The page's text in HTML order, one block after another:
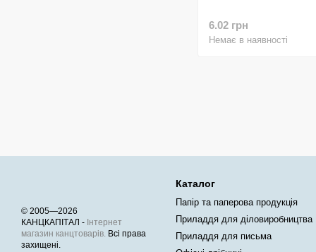
6.02 грн
Немає в наявності
© 2005—2026
КАНЦКАПІТАЛ - Інтернет
магазин канцтоварів. Всі права
захищені.
Каталог
Папір та паперова продукція
Приладдя для діловиробництва
Приладдя для письма